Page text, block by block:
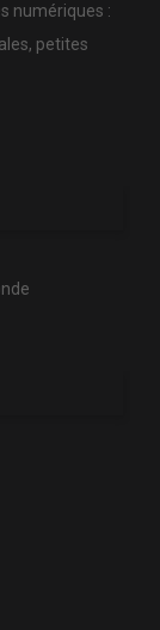
numériques :
petites